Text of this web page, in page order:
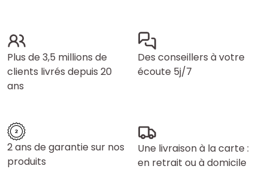
Plus de 3,5 millions de
clients livrés depuis 20
ans
Des conseillers à votre
écoute 5j/7
2 ans de garantie sur nos
produits
Une livraison à la carte :
en retrait ou à domicile